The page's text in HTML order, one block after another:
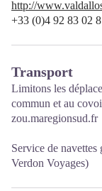
http://
+33 (0)4 92 83 02
Transport
Limitons les
commun et au
zou.maregionsud.fr
Service de navettes
Verdon Voyages)